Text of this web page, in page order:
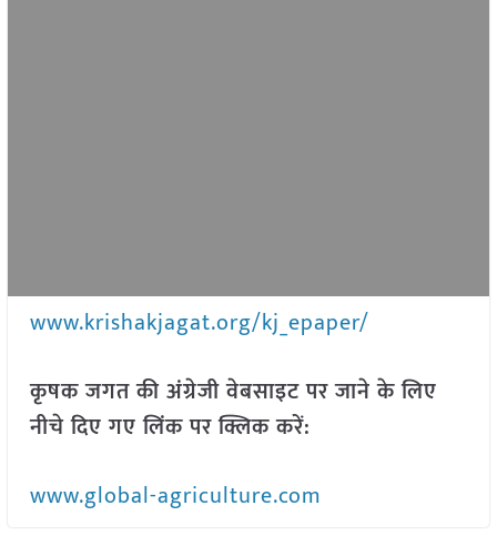
www.krishakjagat.org/kj_epaper/
कृषक जगत की अंग्रेजी वेबसाइट पर जाने के लिए
नीचे दिए गए लिंक पर क्लिक करें:
www.global-agriculture.com